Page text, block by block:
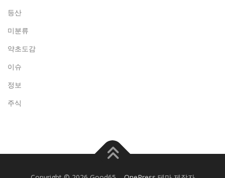
등산
미분류
약초도감
이슈
정보
주식